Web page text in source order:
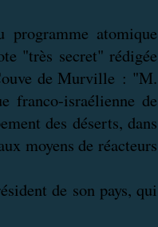
atomique
"très secret" rédigée
de Murville : "M.
franco-israélienne de
des déserts, dans
moyens de réacteurs
de son pays, qui